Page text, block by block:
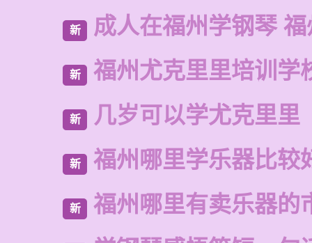
新 成人在福州学钢琴
新 福州尤克里里培训学
新 几岁可以学尤克里里
新 福州哪里学乐器比较
新 福州哪里有卖乐器的